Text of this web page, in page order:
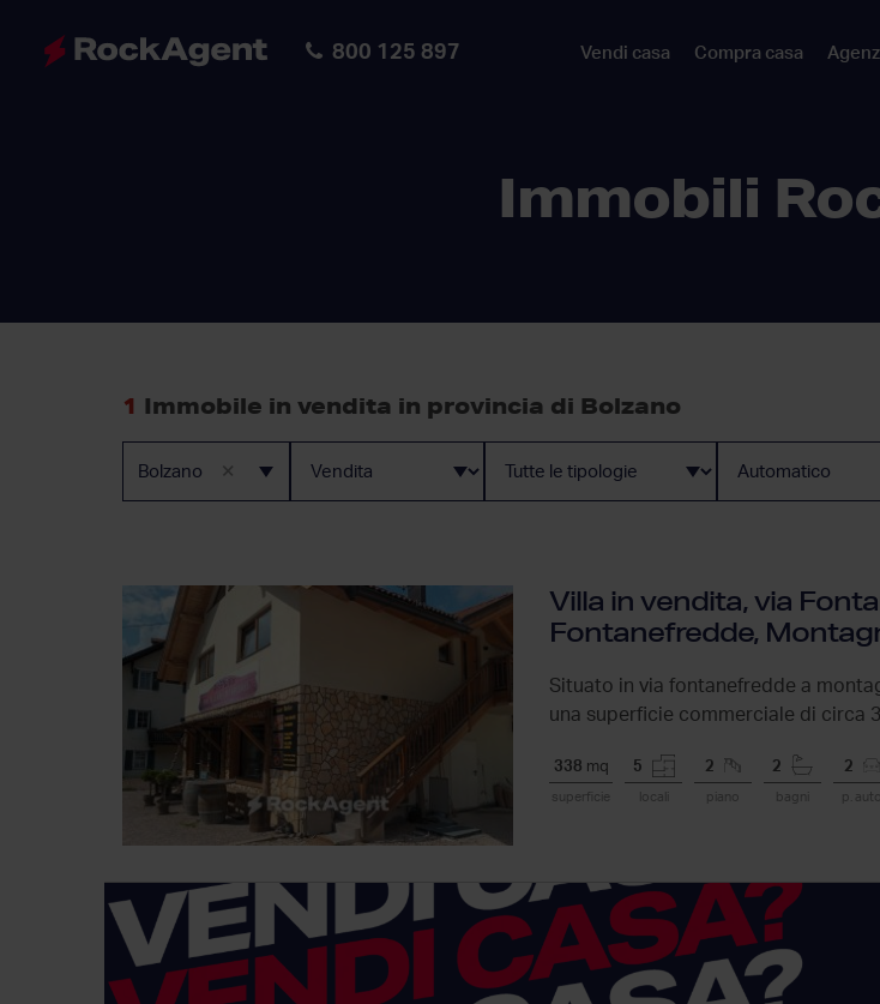
800 125 897 Vendi casa Compra casa
Immobili
1 Immobile in vendita in provincia di Bolzano
×
Bolzano
Villa in vendita, via
Fontanefredde,
Situato in via fontanefredde a
una superficie commerciale di circa
338 mq
superficie
5
locali
2
piano
2
bagni
2
p. auto